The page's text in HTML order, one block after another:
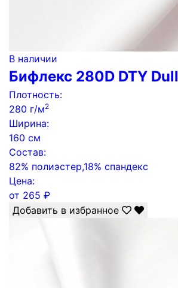
В наличии
Бифлекс 280D DTY Dull
Плотность:
280 г/м2
Ширина:
160 см
Состав:
82% полиэстер,18% спандекс
Цена:
от 265 ₽
Добавить в избранное